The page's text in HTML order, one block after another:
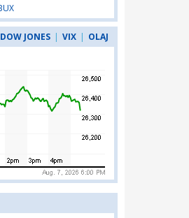
DOW JONES | VIX | OLAJ